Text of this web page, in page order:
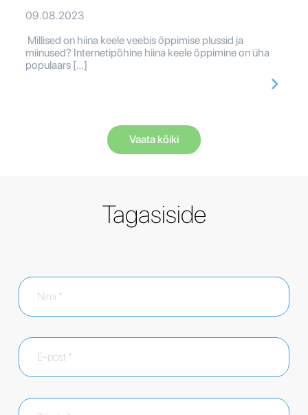
09.08.2023
Millised on hiina keele veebis õppimise plussid ja
miinused? Internetipõhine hiina keele õppimine on üha
populaars […]
Vaata kõiki
Tagasiside